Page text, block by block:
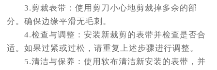
3.剪裁表带：使用剪刀小心地剪裁掉多余的部
分。确保边缘平滑无毛刺。
4.检查与调整：安装新裁剪的表带并检查是否合
适。如果过紧或过松，请重复上述步骤进行调整。
5.清洁与保养：使用软布清洁新安装的表带，并